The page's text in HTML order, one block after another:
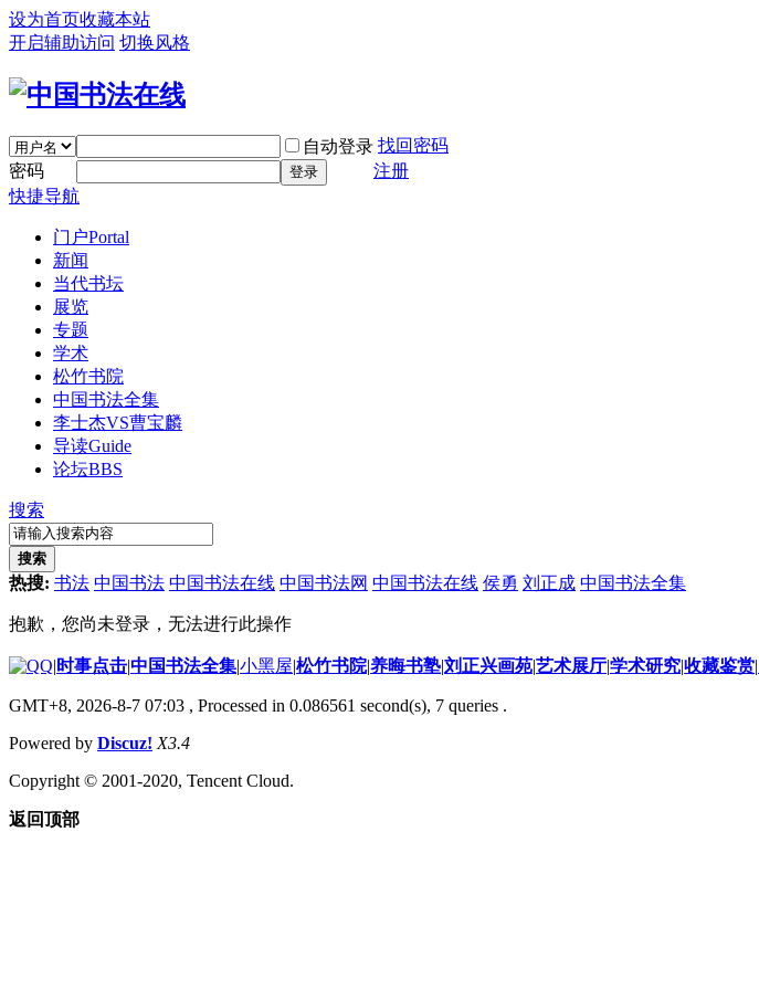
设为首页收藏本站
开启辅助访问 切换风格
自动登录 找回密码
密码
登录
注册
快捷导航
门户Portal
新闻
当代书坛
展览
专题
学术
松竹书院
中国书法全集
李士杰VS曹宝麟
导读Guide
论坛BBS
搜索
搜索
热搜: 书法 中国书法 中国书法在线 中国书法网 中国书法在线 侯勇 刘正成 中国书法全集
抱歉，您尚未登录，无法进行此操作
| 时事点击|中国书法全集|小黑屋|松竹书院|养晦书塾|刘正兴画苑|艺术展厅|学术研究|收藏鉴赏|
GMT+8, 2026-8-7 07:03 , Processed in 0.086561 second(s), 7 queries .
Powered by Discuz! X3.4
Copyright © 2001-2020, Tencent Cloud.
返回顶部